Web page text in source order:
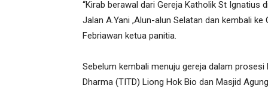
“Kirab berawal dari Gereja Katholik St
Jalan A.Yani ,Alun-alun Selatan dan kembali
Febriawan ketua panitia.
Sebelum kembali menuju gereja dalam
Dharma (TITD) Liong Hok Bio dan Masjid